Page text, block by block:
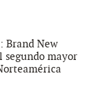
Brand New
segundo mayor